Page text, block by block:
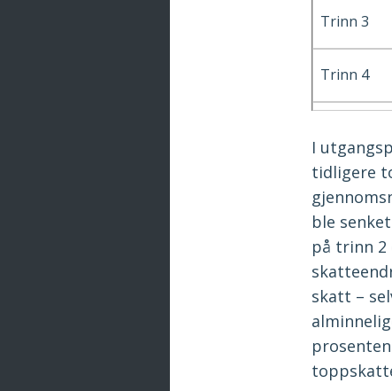
Trinn 3
Trinn 4
I
tidligere
ble
på trinn 2
skatt –